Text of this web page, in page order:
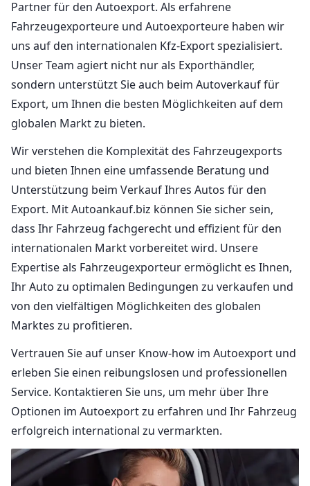
Partner für den Autoexport. Als erfahrene
Fahrzeugexporteure und Autoexporteure haben wir
uns auf den internationalen Kfz-Export spezialisiert.
Unser Team agiert nicht nur als Exporthändler,
sondern unterstützt Sie auch beim Autoverkauf für
Export, um Ihnen die besten Möglichkeiten auf dem
globalen Markt zu bieten.
Wir verstehen die Komplexität des Fahrzeugexports
und bieten Ihnen eine umfassende Beratung und
Unterstützung beim Verkauf Ihres Autos für den
Export. Mit Autoankauf.biz können Sie sicher sein,
dass Ihr Fahrzeug fachgerecht und effizient für den
internationalen Markt vorbereitet wird. Unsere
Expertise als Fahrzeugexporteur ermöglicht es Ihnen,
Ihr Auto zu optimalen Bedingungen zu verkaufen und
von den vielfältigen Möglichkeiten des globalen
Marktes zu profitieren.
Vertrauen Sie auf unser Know-how im Autoexport und
erleben Sie einen reibungslosen und professionellen
Service. Kontaktieren Sie uns, um mehr über Ihre
Optionen im Autoexport zu erfahren und Ihr Fahrzeug
erfolgreich international zu vermarkten.